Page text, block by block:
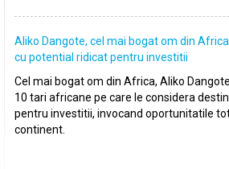
Aliko Dangote, cel mai bogat om din
cu potential ridicat pentru investitii
Cel mai bogat om din Africa, Aliko
10 tari africane pe care le considera
pentru investitii, invocand oportunitatile
continent.